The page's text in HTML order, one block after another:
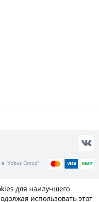
“Vobus Group”
для наилучшего
использовать этот